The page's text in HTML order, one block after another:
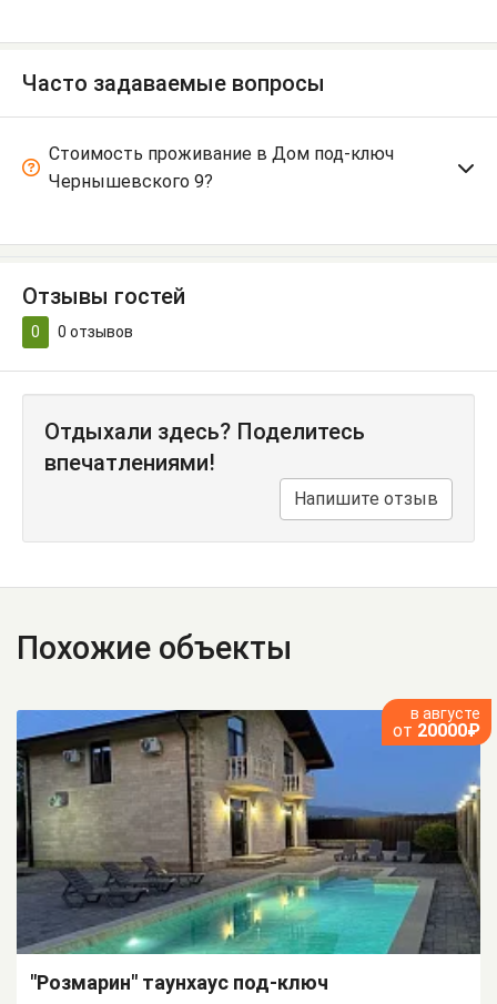
Часто задаваемые вопросы
Стоимость проживание в Дом под-ключ
Чернышевского 9?
Отзывы гостей
0 0 отзывов
Отдыхали здесь? Поделитесь
впечатлениями!
Напишите отзыв
Похожие объекты
в августе
от 20000₽
"Розмарин" таунхаус под-ключ